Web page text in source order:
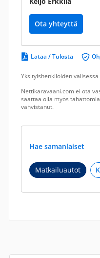
Ota yhteyttä
Lataa / Tulosta
Yksityishenkilöiden
Nettikaravaani.com ei ota
saattaa olla myös
vahvistanut.
Hae samanlaiset
Matkailuautot